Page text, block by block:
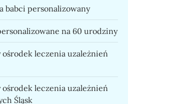
babci personalizowany
na 60 urodziny
leczenia uzależnień
leczenia uzależnień
Śląsk